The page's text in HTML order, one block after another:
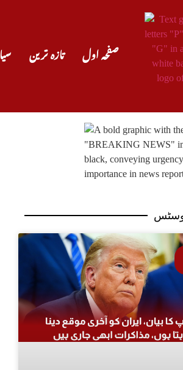
تازہ ترین صفحہ اول